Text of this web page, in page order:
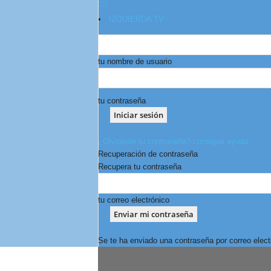
IZQUIERDA TV
tu nombre de usuario
tu contraseña
¿Olvidaste tu contraseña? consigue ayuda
Recuperación de contraseña
Recupera tu contraseña
tu correo electrónico
Se te ha enviado una contraseña por correo